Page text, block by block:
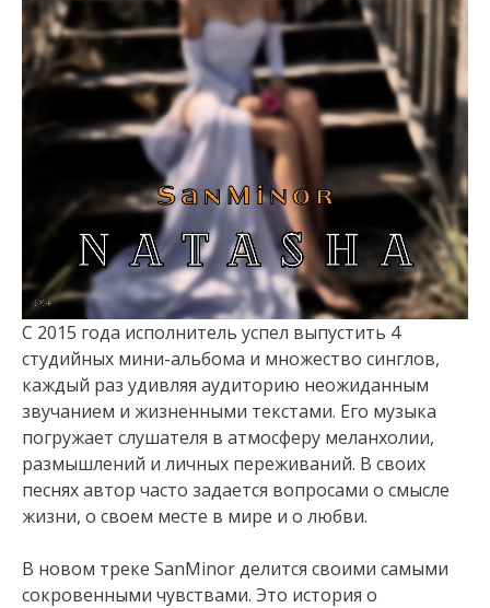
С 2015 года исполнитель успел выпустить 4
студийных мини-альбома и множество синглов,
каждый раз удивляя аудиторию неожиданным
звучанием и жизненными текстами. Его музыка
погружает слушателя в атмосферу меланхолии,
размышлений и личных переживаний. В своих
песнях автор часто задается вопросами о смысле
жизни, о своем месте в мире и о любви.
В новом треке SanMinor делится своими самыми
сокровенными чувствами. Это история о